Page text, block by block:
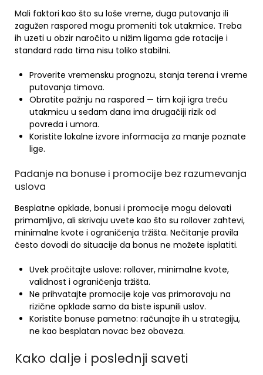
Mali faktori kao što su loše vreme, duga putovanja ili
zagužen raspored mogu promeniti tok utakmice. Treba
ih uzeti u obzir naročito u nižim ligama gde rotacije i
standard rada tima nisu toliko stabilni.
Proverite vremensku prognozu, stanja terena i vreme
putovanja timova.
Obratite pažnju na raspored — tim koji igra treću
utakmicu u sedam dana ima drugačiji rizik od
povreda i umora.
Koristite lokalne izvore informacija za manje poznate
lige.
Padanje na bonuse i promocije bez razumevanja
uslova
Besplatne opklade, bonusi i promocije mogu delovati
primamljivo, ali skrivaju uvete kao što su rollover zahtevi,
minimalne kvote i ograničenja tržišta. Nečitanje pravila
često dovodi do situacije da bonus ne možete isplatiti.
Uvek pročitajte uslove: rollover, minimalne kvote,
validnost i ograničenja tržišta.
Ne prihvatajte promocije koje vas primoravaju na
rizične opklade samo da biste ispunili uslov.
Koristite bonuse pametno: računajte ih u strategiju,
ne kao besplatan novac bez obaveza.
Kako dalje i poslednji saveti